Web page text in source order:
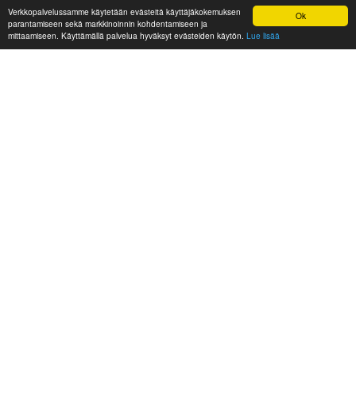
Ok
Verkkopalvelussamme käytetään evästeitä käyttäjäkokemuksen
parantamiseen sekä markkinoinnin kohdentamiseen ja
mittaamiseen. Käyttämällä palvelua hyväksyt evästeiden käytön. Lue lisää